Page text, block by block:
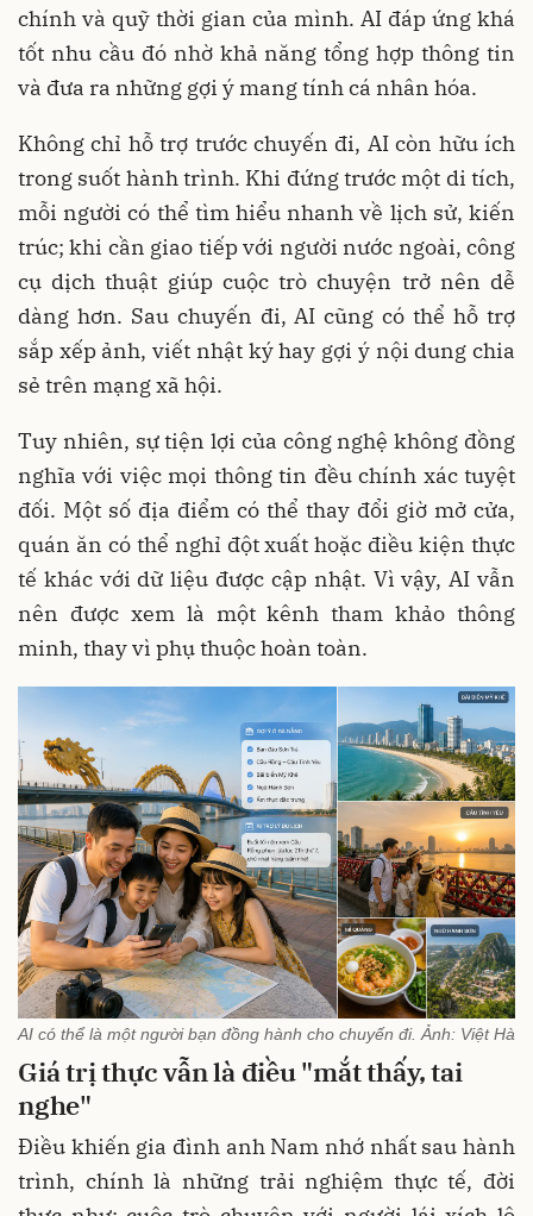
chính và quỹ thời gian của mình. AI đáp ứng khá
tốt nhu cầu đó nhờ khả năng tổng hợp thông tin
và đưa ra những gợi ý mang tính cá nhân hóa.
Không chỉ hỗ trợ trước chuyến đi, AI còn hữu ích
trong suốt hành trình. Khi đứng trước một di tích,
mỗi người có thể tìm hiểu nhanh về lịch sử, kiến
trúc; khi cần giao tiếp với người nước ngoài, công
cụ dịch thuật giúp cuộc trò chuyện trở nên dễ
dàng hơn. Sau chuyến đi, AI cũng có thể hỗ trợ
sắp xếp ảnh, viết nhật ký hay gợi ý nội dung chia
sẻ trên mạng xã hội.
Tuy nhiên, sự tiện lợi của công nghệ không đồng
nghĩa với việc mọi thông tin đều chính xác tuyệt
đối. Một số địa điểm có thể thay đổi giờ mở cửa,
quán ăn có thể nghỉ đột xuất hoặc điều kiện thực
tế khác với dữ liệu được cập nhật. Vì vậy, AI vẫn
nên được xem là một kênh tham khảo thông
minh, thay vì phụ thuộc hoàn toàn.
AI có thể là một người bạn đồng hành cho chuyến đi. Ảnh: Việt Hà
Giá trị thực vẫn là điều "mắt thấy, tai
nghe"
Điều khiến gia đình anh Nam nhớ nhất sau hành
trình, chính là những trải nghiệm thực tế, đời